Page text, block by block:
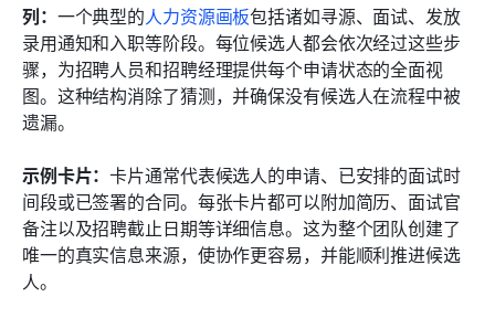
列： 一个典型的人力资源画板包括诸如寻源、面试、发放
录用通知和入职等阶段。每位候选人都会依次经过这些步
骤，为招聘人员和招聘经理提供每个申请状态的全面视
图。这种结构消除了猜测，并确保没有候选人在流程中被
遗漏。
示例卡片：卡片通常代表候选人的申请、已安排的面试时
间段或已签署的合同。每张卡片都可以附加简历、面试官
备注以及招聘截止日期等详细信息。这为整个团队创建了
唯一的真实信息来源，使协作更容易，并能顺利推进候选
人。